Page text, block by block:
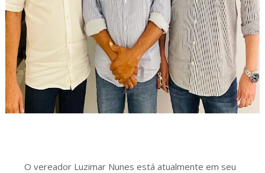
O vereador Luzimar Nunes está atualmente em seu